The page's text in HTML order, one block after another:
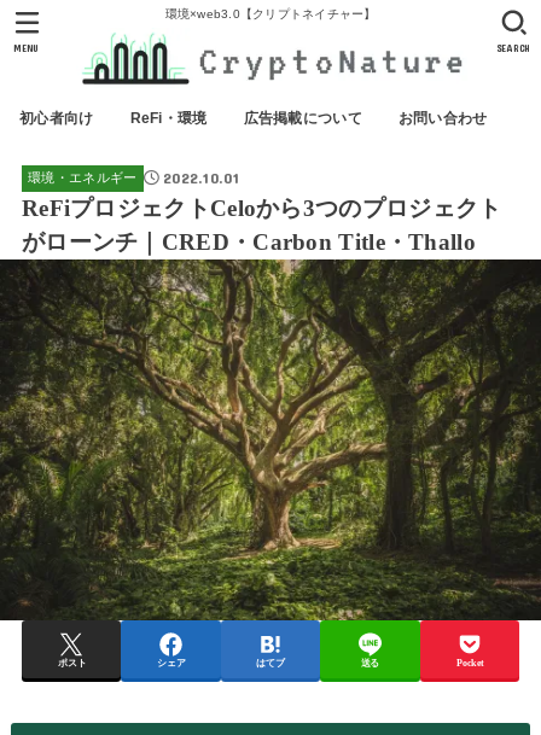
環境×web3.0【クリプトネイチャー】
初心者向け ReFi・環境 広告掲載について お問い合わせ
SEARCH
MENU
環境・エネルギー 2022.10.01
ReFiプロジェクトCeloから3つのプロジェクト
がローンチ｜CRED・Carbon Title・Thallo
ポスト シェア はてブ 送る Pocket